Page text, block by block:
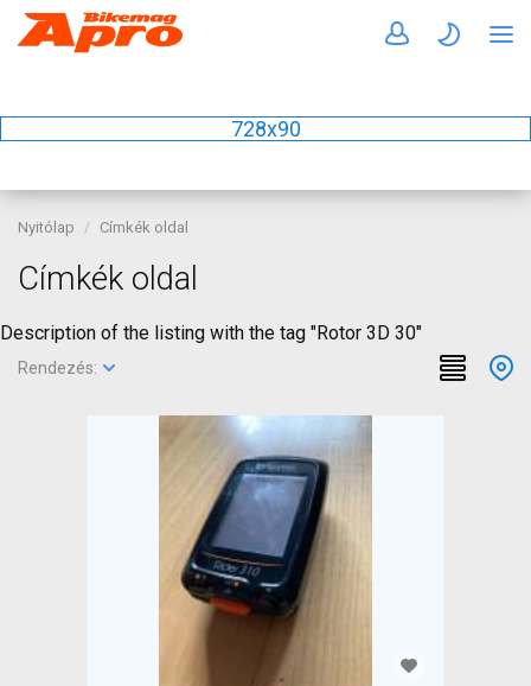
728x90
Nyitólap Címkék oldal
Címkék oldal
Description of the listing with the tag "Rotor 3D 30"
Rendezés: